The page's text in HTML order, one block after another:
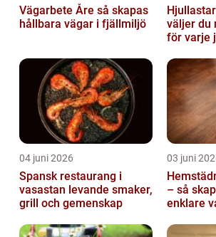
Vägarbete Åre så skapas
hållbara vägar i fjällmiljö
väljer du
för varje
04 juni 2026
Spansk restaurang i
vasastan levande smaker,
grill och gemenskap
03 juni
– så
enklare